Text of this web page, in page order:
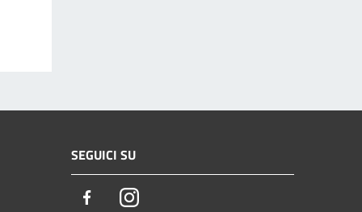
SEGUICI SU
FacebookInstagram